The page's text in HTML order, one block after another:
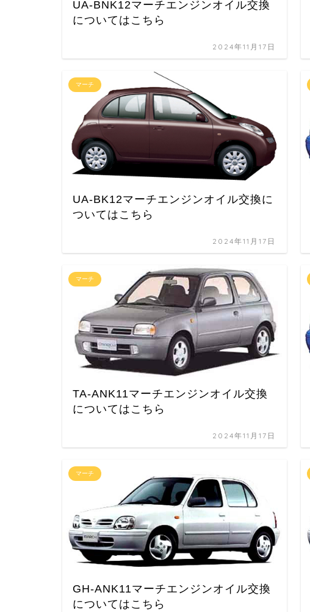
UA-BNK12マーチエンジンオイル交換
についてはこちら
2024年11月17日
マーチ
UA-BK12マーチエンジンオイル交換に
ついてはこちら
2024年11月17日
マーチ
TA-ANK11マーチエンジンオイル交換
についてはこちら
2024年11月17日
マーチ
GH-ANK11マーチエンジンオイル交換
についてはこちら